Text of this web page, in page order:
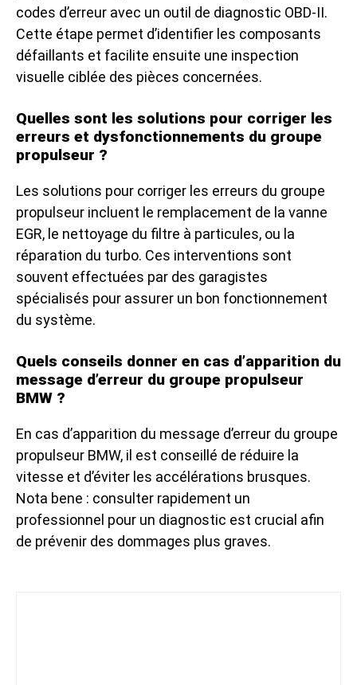
codes d’erreur avec un outil de diagnostic OBD-II.
Cette étape permet d’identifier les composants
défaillants et facilite ensuite une inspection
visuelle ciblée des pièces concernées.
Quelles sont les solutions pour corriger les
erreurs et dysfonctionnements du groupe
propulseur ?
Les solutions pour corriger les erreurs du groupe
propulseur incluent le remplacement de la vanne
EGR, le nettoyage du filtre à particules, ou la
réparation du turbo. Ces interventions sont
souvent effectuées par des garagistes
spécialisés pour assurer un bon fonctionnement
du système.
Quels conseils donner en cas d’apparition du
message d’erreur du groupe propulseur
BMW ?
En cas d’apparition du message d’erreur du groupe
propulseur BMW, il est conseillé de réduire la
vitesse et d’éviter les accélérations brusques.
Nota bene : consulter rapidement un
professionnel pour un diagnostic est crucial afin
de prévenir des dommages plus graves.